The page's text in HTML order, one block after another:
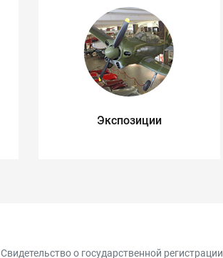
Экспозиции
Свидетельство о государственной регистрации